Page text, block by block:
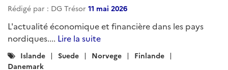
Rédigé par : DG Trésor 11 mai 2026
L'actualité économique et financière dans les pays
nordiques.... Lire la suite
Catégories
:
Islande Suede Norvege
Finlande
Danemark